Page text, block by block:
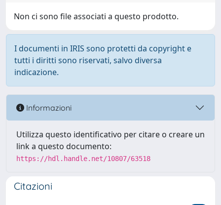
Non ci sono file associati a questo prodotto.
I documenti in IRIS sono protetti da copyright e
tutti i diritti sono riservati, salvo diversa
indicazione.
Informazioni
Utilizza questo identificativo per citare o creare un
link a questo documento:
https://hdl.handle.net/10807/63518
Citazioni